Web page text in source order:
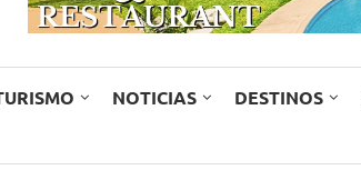
NOTICIAS DESTINOS